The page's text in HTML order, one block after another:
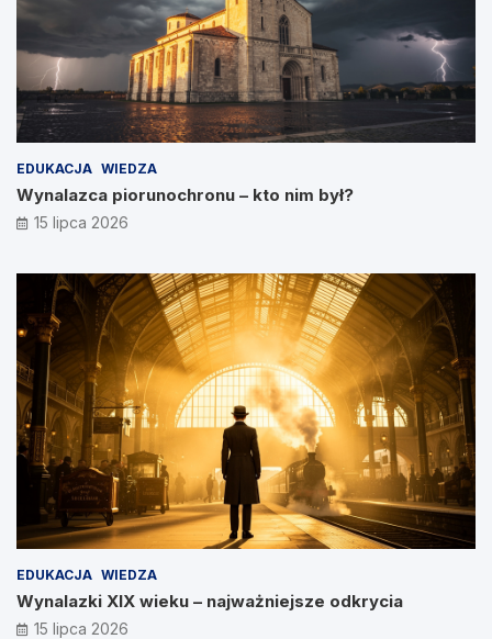
EDUKACJA WIEDZA
Wynalazca piorunochronu – kto nim był?
15 lipca 2026
EDUKACJA WIEDZA
Wynalazki XIX wieku – najważniejsze odkrycia
15 lipca 2026